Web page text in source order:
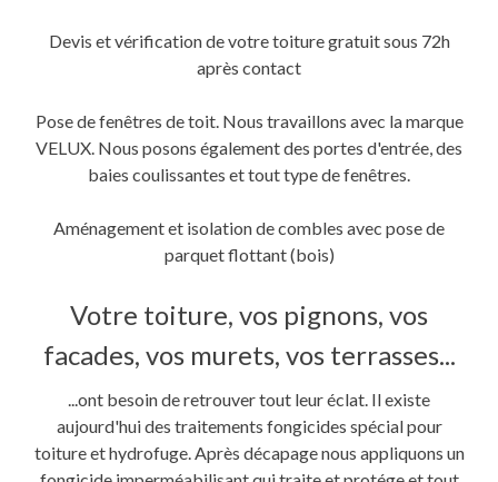
Devis et vérification de votre toiture gratuit sous 72h
après contact
Pose de fenêtres de toit. Nous travaillons avec la marque
VELUX. Nous posons également des portes d'entrée, des
baies coulissantes et tout type de fenêtres.
Aménagement et isolation de combles avec pose de
parquet flottant (bois)
Votre toiture, vos pignons, vos
facades, vos murets, vos terrasses...
...ont besoin de retrouver tout leur éclat. Il existe
aujourd'hui des traitements fongicides spécial pour
toiture et hydrofuge. Après décapage nous appliquons un